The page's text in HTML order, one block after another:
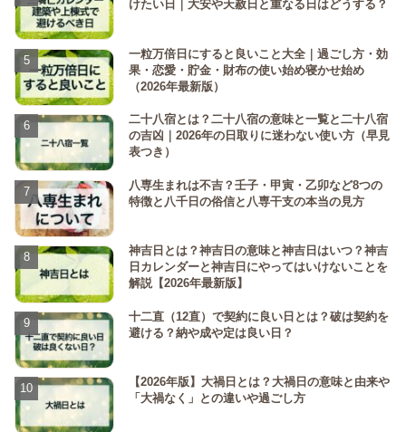
けたい日｜大安や天赦日と重なる日はどうする？
一粒万倍日にすると良いこと大全｜過ごし方・効
果・恋愛・貯金・財布の使い始め寝かせ始め
（2026年最新版）
二十八宿とは？二十八宿の意味と一覧と二十八宿
の吉凶｜2026年の日取りに迷わない使い方（早見
表つき）
八専生まれは不吉？壬子・甲寅・乙卯など8つの
特徴と八千日の俗信と八専干支の本当の見方
神吉日とは？神吉日の意味と神吉日はいつ？神吉
日カレンダーと神吉日にやってはいけないことを
解説【2026年最新版】
十二直（12直）で契約に良い日とは？破は契約を
避ける？納や成や定は良い日？
【2026年版】大禍日とは？大禍日の意味と由来や
「大禍なく」との違いや過ごし方